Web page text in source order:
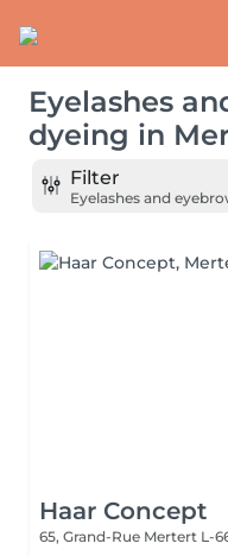
Eyelashes
dyeing in
Filter
Eyelashes and
Haar Concept
65, Grand-Rue Mertert L-